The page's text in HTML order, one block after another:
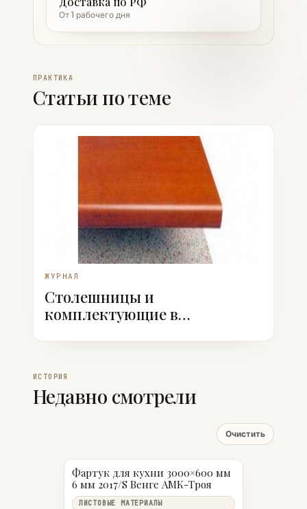
От 1 рабочего дня
ПРАКТИКА
Статьи по теме
ЖУРНАЛ
Столешницы и
комплектующие в
ИСТОРИЯ
Недавно смотрели
Очистить
Фартук для кухни 3000×600 мм
6 мм 2017/S Венге АМК-Троя
ЛИСТОВЫЕ МАТЕРИАЛЫ